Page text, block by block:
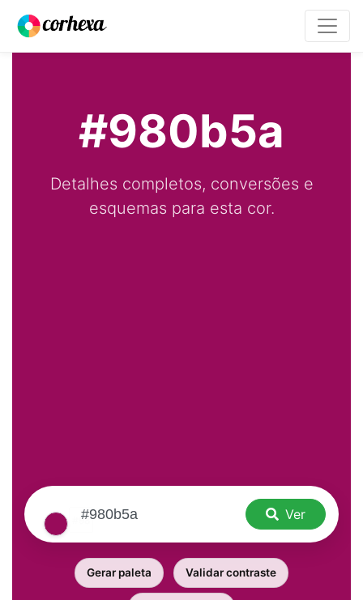
#980b5a
Detalhes completos, conversões e
esquemas para esta cor.
Ver
Gerar paleta Validar contraste